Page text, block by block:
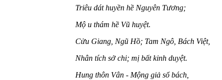
Triêu dát huyền hề Nguyên Tương;
Mộ u thám hề Vũ huyệt.
Cửu Giang, Ngũ Hồ; Tam Ngô, Bách Việt,
Nhân tích sở chi; mị bất kinh duyệt.
Hung thôn Vân - Mộng giả sổ bách,